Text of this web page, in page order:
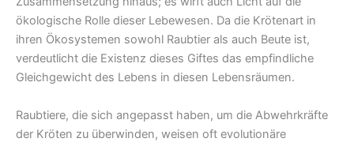
ökologische Rolle dieser Lebewesen. Da die Krötenart in
ihren Ökosystemen sowohl Raubtier als auch Beute ist,
verdeutlicht die Existenz dieses Giftes das empfindliche
Gleichgewicht des Lebens in diesen Lebensräumen.
Raubtiere, die sich angepasst haben, um die Abwehrkräfte
der Kröten zu überwinden, weisen oft evolutionäre